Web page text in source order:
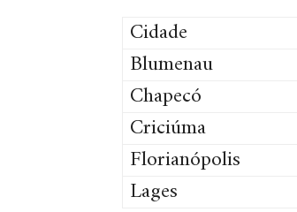
Cidade
Blumenau
Chapecó
Criciúma
Florianópolis
Lages